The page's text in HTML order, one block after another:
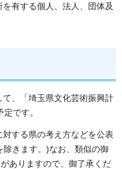
有する個人、法人、団体及
、「埼玉県文化芸術振興計
です。
する県の考え方などを公表
除きます。)なお、類似の御
ありますので、御了承くだ